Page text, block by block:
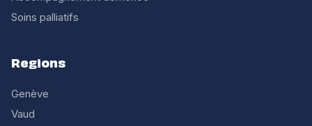
Soins palliatifs
Regions
Genève
Vaud